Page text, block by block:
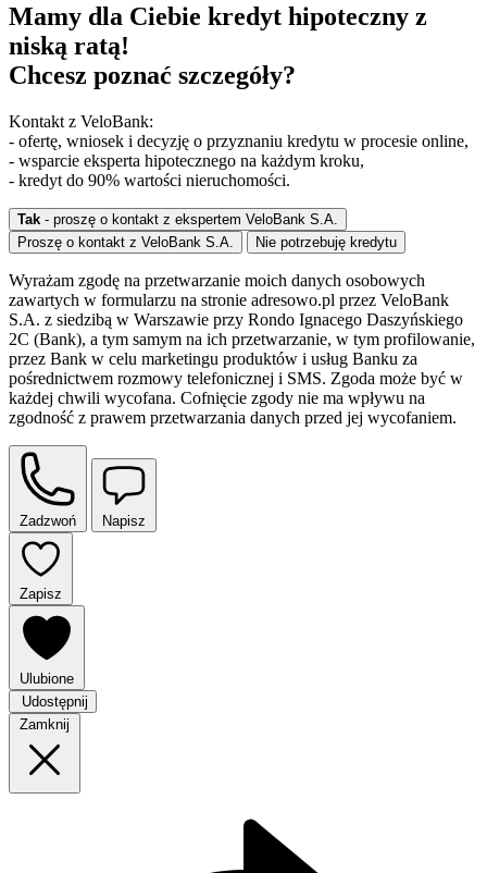
Mamy dla Ciebie kredyt hipoteczny z
niską ratą!
Chcesz poznać szczegóły?
Kontakt z VeloBank:
- ofertę, wniosek i decyzję o przyznaniu kredytu w procesie online,
- wsparcie eksperta hipotecznego na każdym kroku,
- kredyt do 90% wartości nieruchomości.
Tak - proszę o kontakt z ekspertem VeloBank S.A.
Proszę o kontakt z VeloBank S.A.
Nie potrzebuję kredytu
Wyrażam zgodę na przetwarzanie moich danych osobowych
zawartych w formularzu na stronie adresowo.pl przez VeloBank
S.A. z siedzibą w Warszawie przy Rondo Ignacego Daszyńskiego
2C (Bank), a tym samym na ich przetwarzanie, w tym profilowanie,
przez Bank w celu marketingu produktów i usług Banku za
pośrednictwem rozmowy telefonicznej i SMS. Zgoda może być w
każdej chwili wycofana. Cofnięcie zgody nie ma wpływu na
zgodność z prawem przetwarzania danych przed jej wycofaniem.
Zadzwoń Napisz
Zapisz
Ulubione
Udostępnij
Zamknij